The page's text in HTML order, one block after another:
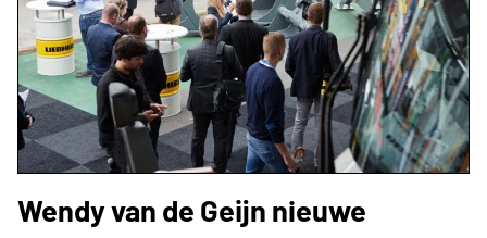
Wendy van de Geijn nieuwe